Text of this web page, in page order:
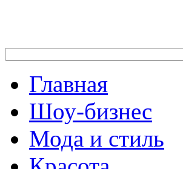
Главная
Шоу-бизнес
Мода и стиль